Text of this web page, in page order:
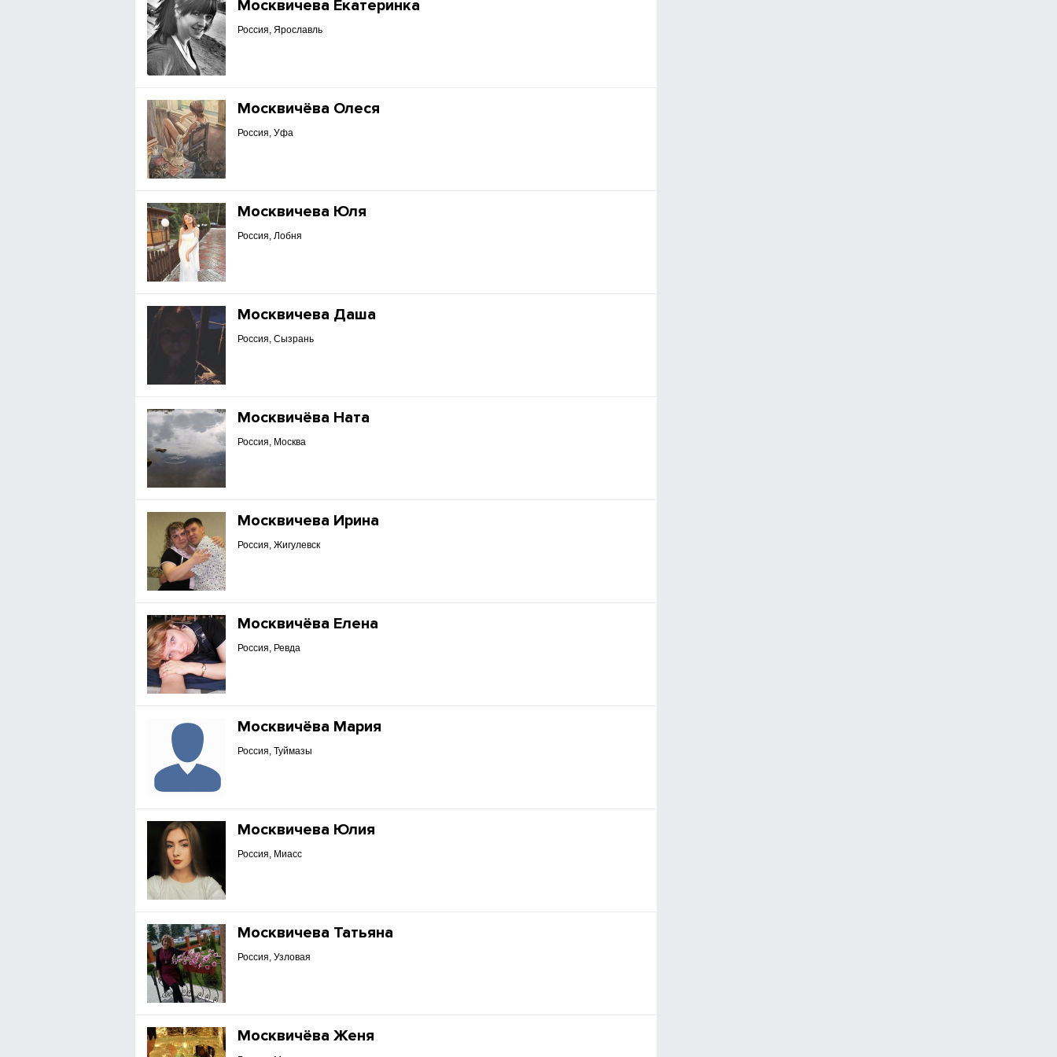
Москвичева Екатеринка
Россия, Ярославль
Москвичёва Олеся
Россия, Уфа
Москвичева Юля
Россия, Лобня
Москвичева Даша
Россия, Сызрань
Москвичёва Ната
Россия, Москва
Москвичева Ирина
Россия, Жигулевск
Москвичёва Елена
Россия, Ревда
Москвичёва Мария
Россия, Туймазы
Москвичева Юлия
Россия, Миасс
Москвичева Татьяна
Россия, Узловая
Москвичёва Женя